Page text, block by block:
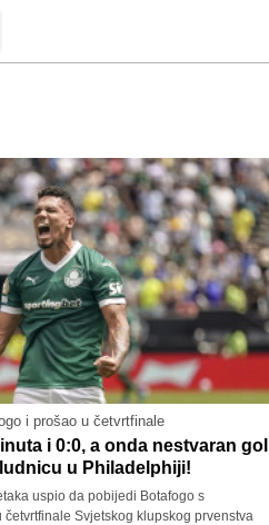
i prošao u četvrtfinale
i 0:0, a onda nestvaran gol
u Philadelphiji!
uspio da pobijedi Botafogo s
Svjetskog klupskog prvenstva